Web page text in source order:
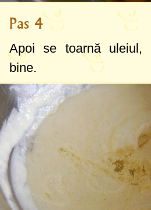
Pas 4
Apoi se toarnă uleiul,
bine.